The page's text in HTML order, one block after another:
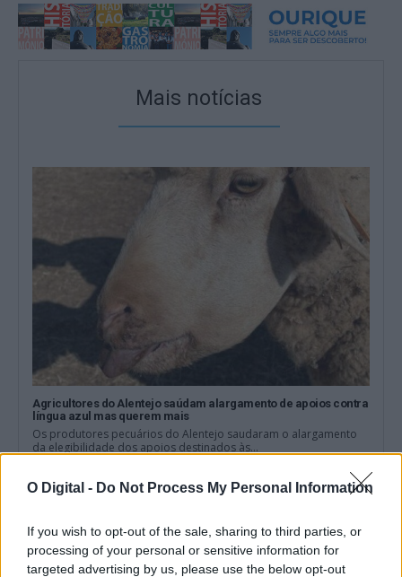
O Digital - Do Not Process My Personal Information
If you wish to opt-out of the sale, sharing to third parties, or
processing of your personal or sensitive information for
targeted advertising by us, please use the below opt-out
Mais notícias
Agricultores do Alentejo saúdam alargamento de apoios contra
língua azul mas querem mais
Os produtores pecuários do Alentejo saudaram o alargamento
da elegibilidade dos apoios destinados às...